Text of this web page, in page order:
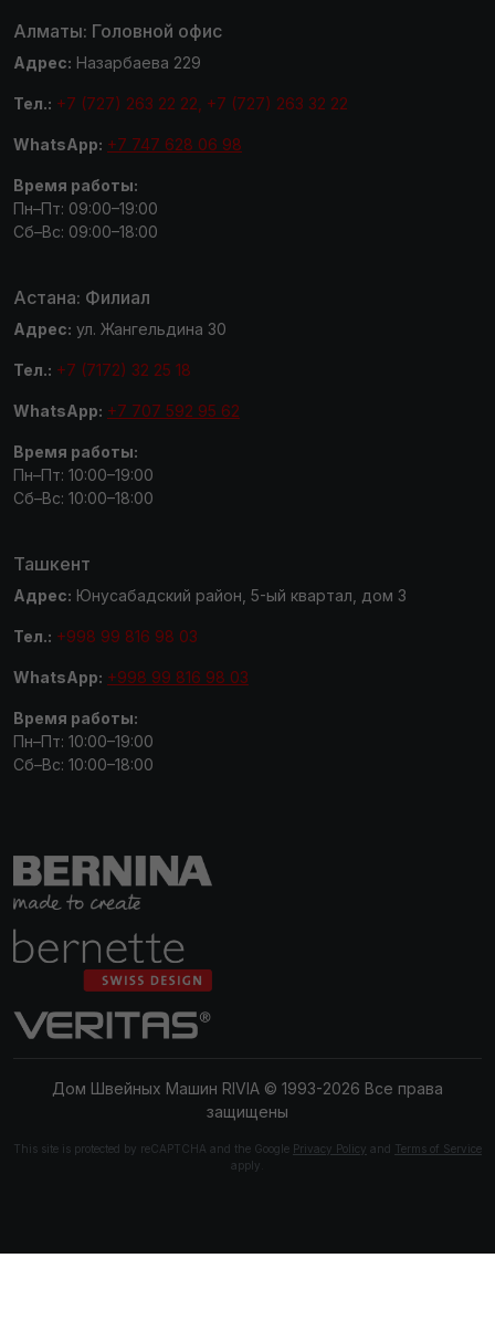
Алматы: Головной офис
Адрес: Назарбаева 229
Тел.: +7 (727) 263 22 22, +7 (727) 263 32 22
WhatsApp: +7 747 628 06 98
Время работы:
Пн–Пт: 09:00–19:00
Сб–Вс: 09:00–18:00
Астана: Филиал
Адрес: ул. Жангельдина 30
Тел.: +7 (7172) 32 25 18
WhatsApp: +7 707 592 95 62
Время работы:
Пн–Пт: 10:00–19:00
Сб–Вс: 10:00–18:00
Ташкент
Адрес: Юнусабадский район, 5-ый квартал, дом 3
Тел.: +998 99 816 98 03
WhatsApp: +998 99 816 98 03
Время работы:
Пн–Пт: 10:00–19:00
Сб–Вс: 10:00–18:00
Дом Швейных Машин RIVIA © 1993-2026 Все права
защищены
This site is protected by reCAPTCHA and the Google Privacy Policy and Terms of Service
apply.